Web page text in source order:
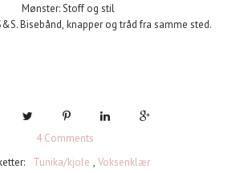
Mønster: Stoff og stil
Bisebånd, knapper og tråd fra samme sted.
4 Comments
Tunika/kjole , Voksenklær